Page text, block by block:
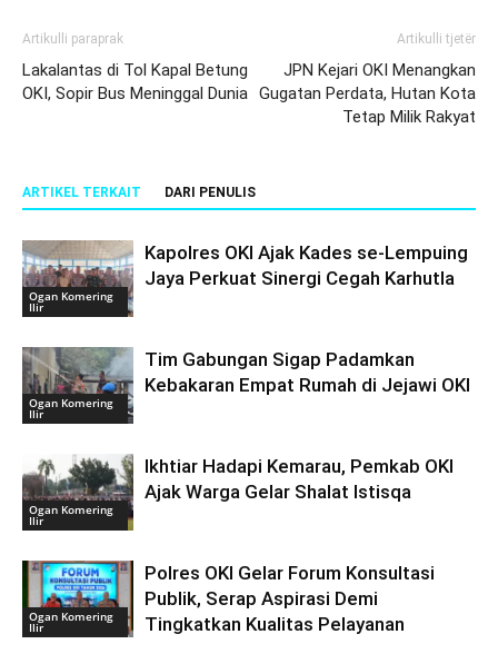
Artikulli paraprak
Lakalantas di Tol Kapal Betung
OKI, Sopir Bus Meninggal Dunia
Artikulli tjetër
JPN Kejari OKI Menangkan
Gugatan Perdata, Hutan Kota
Tetap Milik Rakyat
ARTIKEL TERKAIT DARI PENULIS
Ogan Komering
Ilir
Kapolres OKI Ajak Kades se-Lempuing
Jaya Perkuat Sinergi Cegah Karhutla
Ogan Komering
Ilir
Tim Gabungan Sigap Padamkan
Kebakaran Empat Rumah di Jejawi OKI
Ogan Komering
Ilir
Ikhtiar Hadapi Kemarau, Pemkab OKI
Ajak Warga Gelar Shalat Istisqa
Ogan Komering
Ilir
Polres OKI Gelar Forum Konsultasi
Publik, Serap Aspirasi Demi
Tingkatkan Kualitas Pelayanan